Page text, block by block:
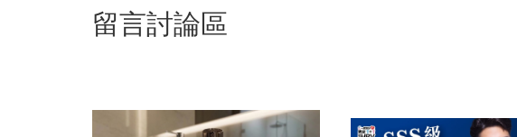
留言討論區